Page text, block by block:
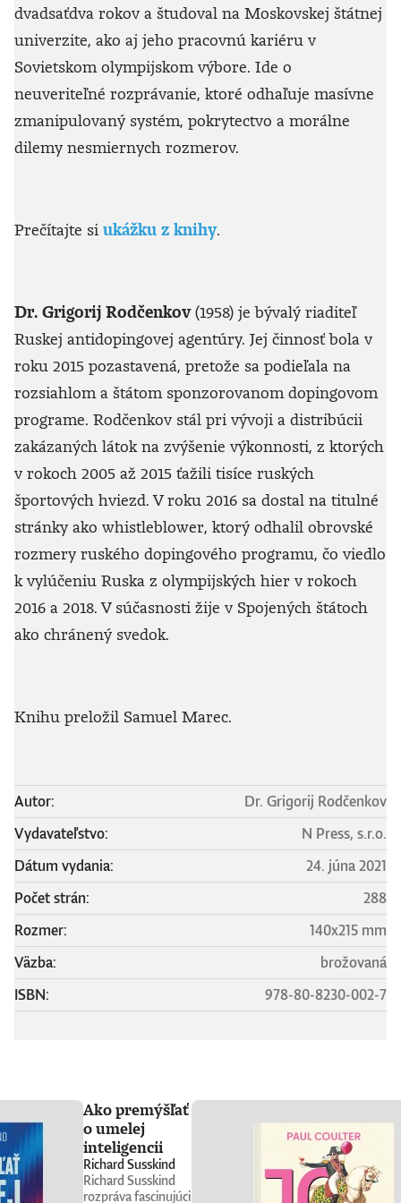
dvadsaťdva rokov a študoval na Moskovskej štátnej
univerzite, ako aj jeho pracovnú kariéru v
Sovietskom olympijskom výbore. Ide o
neuveriteľné rozprávanie, ktoré odhaľuje masívne
zmanipulovaný systém, pokrytectvo a morálne
dilemy nesmiernych rozmerov.
Prečítajte si ukážku z knihy.
Dr. Grigorij Rodčenkov(1958) je bývalý riaditeľ
Ruskej antidopingovej agentúry. Jej činnosť bola v
roku 2015 pozastavená, pretože sa podieľala na
rozsiahlom a štátom sponzorovanom dopingovom
programe. Rodčenkov stál pri vývoji a distribúcii
zakázaných látok na zvýšenie výkonnosti, z ktorých
v rokoch 2005 až 2015 ťažili tisíce ruských
športových hviezd. V roku 2016 sa dostal na titulné
stránky ako whistleblower, ktorý odhalil obrovské
rozmery ruského dopingového programu, čo viedlo
k vylúčeniu Ruska z olympijských hier v rokoch
2016 a 2018. V súčasnosti žije v Spojených štátoch
ako chránený svedok.
Knihu preložil Samuel Marec.
Autor:
Dr. Grigorij Rodčenkov
Vydavateľstvo:
N Press, s.r.o.
Dátum vydania:
24. júna 2021
Počet strán:
288
Rozmer:
140x215 mm
Väzba:
brožovaná
ISBN:
978-80-8230-002-7
Ako premýšľať
o umelej
inteligencii
Richard Susskind
Richard Susskind
rozpráva fascinujúci